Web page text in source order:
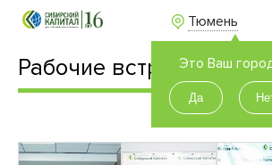
Тюмень
Это Ваш
Рабочие встречи